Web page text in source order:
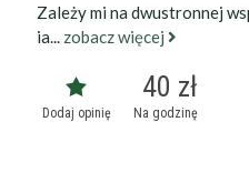
Zależy mi na dwustronnej
ia... zobacz więcej
Dodaj opinię
40 zł
Na godzinę